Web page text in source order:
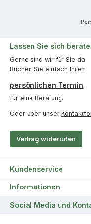
Lassen Sie sich
Gerne sind wir für Sie da.
Buchen Sie einfach Ihren
persönlichen Termin
für eine Beratung.
Oder über unser
Vertrag widerrufen
Kundenservice
Informationen
Social Media und